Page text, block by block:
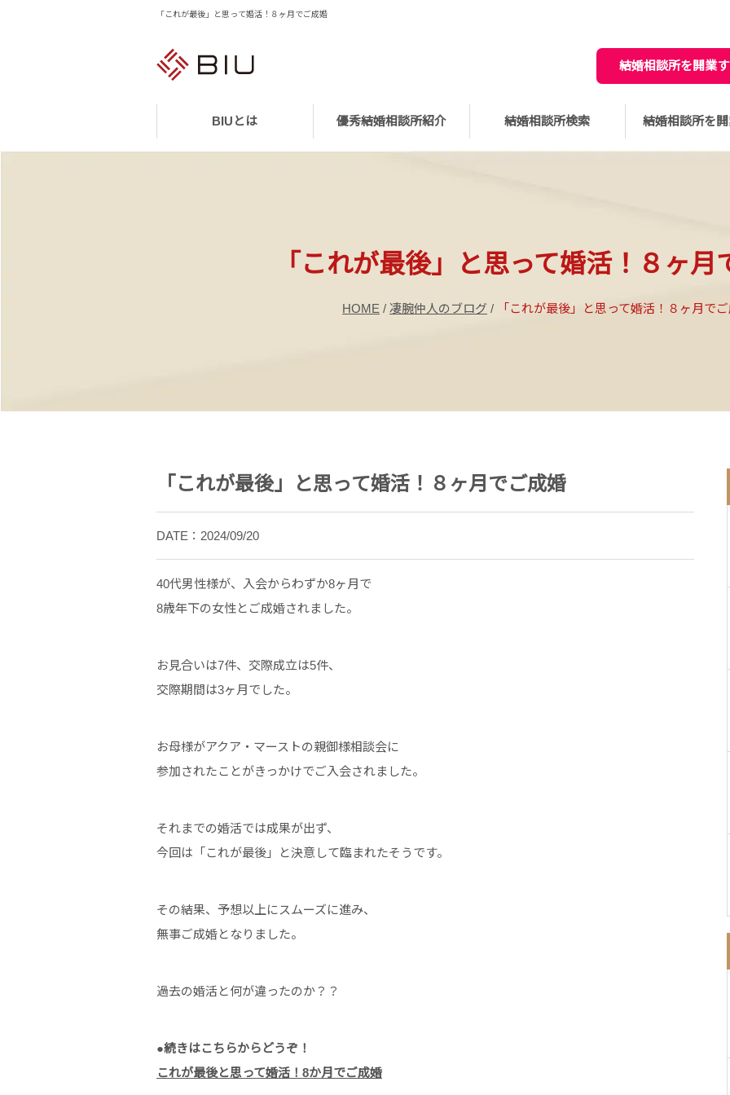
「これが最後」と思って婚活！８ヶ月でご成婚
結婚相談所を開業
BIUとは 優秀結婚相談所紹介 結婚相談所検索 結婚相談所を
「これが最後」と思って婚活！８ヶ月
HOME / 凄腕仲人のブログ / 「これが最後」と思って婚活！８ヶ月で
「これが最後」と思って婚活！８ヶ月でご成婚
DATE：2024/09/20
40代男性様が、入会からわずか8ヶ月で
8歳年下の女性とご成婚されました。
お見合いは7件、交際成立は5件、
交際期間は3ヶ月でした。
お母様がアクア・マーストの親御様相談会に
参加されたことがきっかけでご入会されました。
それまでの婚活では成果が出ず、
今回は「これが最後」と決意して臨まれたそうです。
その結果、予想以上にスムーズに進み、
無事ご成婚となりました。
過去の婚活と何が違ったのか？？
●続きはこちらからどうぞ！
これが最後と思って婚活！8か月でご成婚